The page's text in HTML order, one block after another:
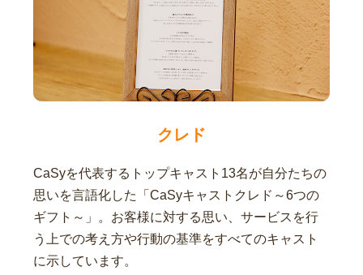
クレド
CaSyを代表するトップキャスト13名が自分たちの
思いを言語化した「CaSyキャストクレド～6つの
ギフト～」。お客様に対する思い、サービスを行
う上での考え方や行動の基準をすべてのキャスト
に示しています。